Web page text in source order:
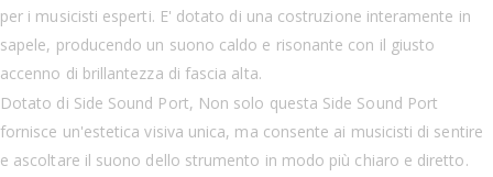
per i musicisti esperti. E' dotato di una costruzione interamente in
sapele, producendo un suono caldo e risonante con il giusto
accenno di brillantezza di fascia alta.
Dotato di Side Sound Port, Non solo questa Side Sound Port
fornisce un'estetica visiva unica, ma consente ai musicisti di sentire
e ascoltare il suono dello strumento in modo più chiaro e diretto.